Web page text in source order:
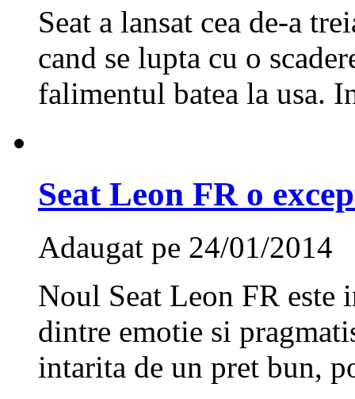
Seat a lansat cea de-a
cand se lupta cu o
falimentul batea la usa.
Seat Leon FR o
Adaugat pe 24/01/2014
Noul Seat Leon FR este
dintre emotie si
intarita de un pret bun,